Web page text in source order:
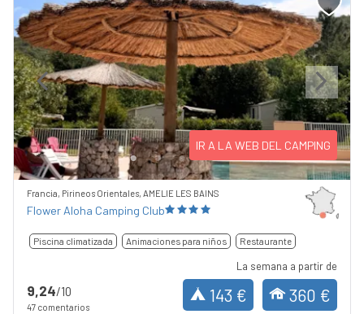
Previous Next
IR A LA WEB DEL CAMPING
Francia, Pirineos Orientales, AMELIE LES BAINS
Flower Aloha Camping Club
Piscina climatizada Animaciones para niños Restaurante
9,24/10
47 comentarios
La semana a partir de
143 € 360 €